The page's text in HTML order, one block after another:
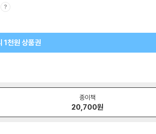
1천원 상품권
종이책
20,700원